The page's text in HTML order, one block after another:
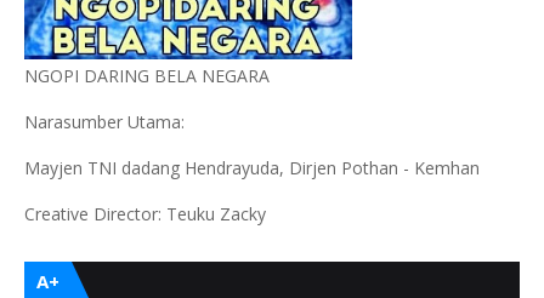
NGOPI DARING BELA NEGARA
Narasumber Utama:
Mayjen TNI dadang Hendrayuda, Dirjen Pothan - Kemhan
Creative Director: Teuku Zacky
A+